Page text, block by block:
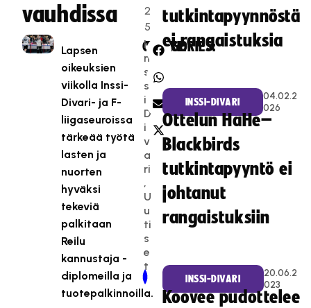
vauhdissa
2
5
Lapsen
oikeuksien
viikolla Inssi-
Divari- ja F-
liigaseuroissa
tärkeää työtä
lasten ja
nuorten
hyväksi
tekeviä
palkitaan
Reilu
kannustaja -
diplomeilla ja
tuotepalkinnoilla.
CATEGORIES:
I
n
s
s
i-
D
i
v
a
ri
,
U
u
ti
s
e
t
SHARE:
Older Post
Newer Post
tutkintapyynnöstä
ei rangaistuksia
INSSI-DIVARI
04.02.2
026
Ottelun HaHe–
Blackbirds
tutkintapyyntö ei
johtanut
rangaistuksiin
INSSI-DIVARI
20.06.2
023
Koovee pudottelee